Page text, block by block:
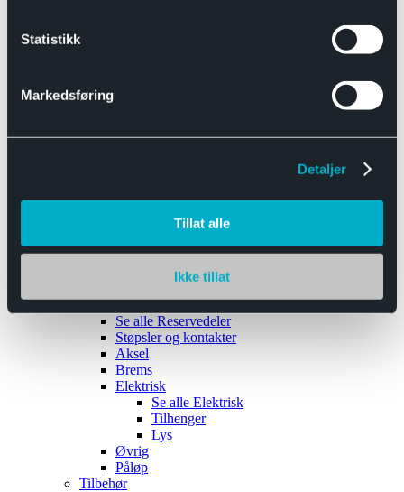
Statistikk
Markedsføring
Detaljer
Tillat alle
Ikke tillat
Båthengere
Reservedeler
Se alle Reservedeler
Støpsler og kontakter
Aksel
Brems
Elektrisk
Se alle Elektrisk
Tilhenger
Lys
Øvrig
Påløp
Tilbehør